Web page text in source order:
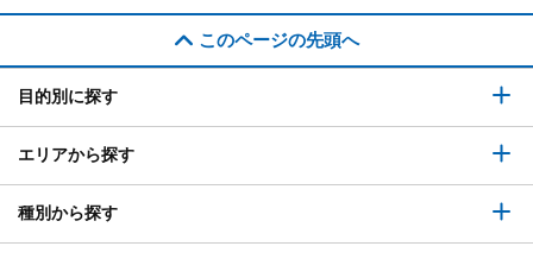
このページの先頭へ
目的別に探す
エリアから探す
種別から探す